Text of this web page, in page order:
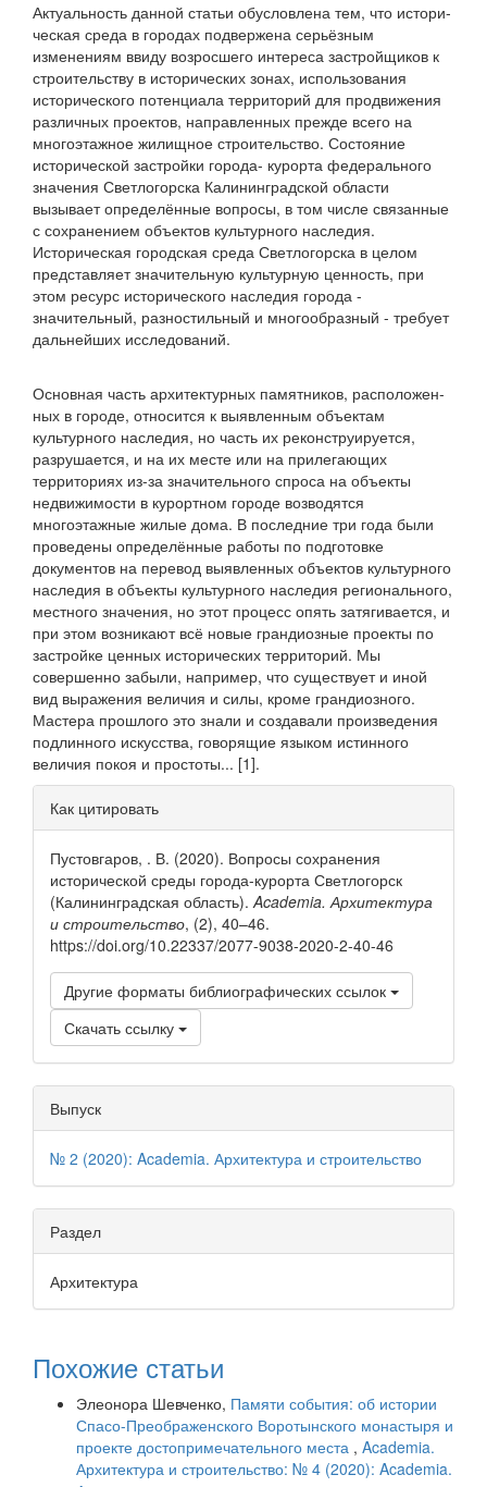
Актуальность данной статьи обусловлена тем, что истори­
ческая среда в городах подвержена серьёзным
изменениям ввиду возросшего интереса застройщиков к
строительству в исторических зонах, использования
исторического потен­циала территорий для продвижения
различных проектов, направленных прежде всего на
многоэтажное жилищное строительство. Состояние
исторической застройки города- курорта федерального
значения Светлогорска Калининград­ской области
вызывает определённые вопросы, в том числе связанные
с сохранением объектов культурного наследия.
Историческая городская среда Светлогорска в целом
пред­ставляет значительную культурную ценность, при
этом ресурс исторического наследия города -
значительный, разностиль­ный и многообразный - требует
дальнейших исследований.
Основная часть архитектурных памятников, расположен­
ных в городе, относится к выявленным объектам
культурного наследия, но часть их реконструируется,
разрушается, и на их месте или на прилегающих
территориях из-за значитель­ного спроса на объекты
недвижимости в курортном городе возводятся
многоэтажные жилые дома. В последние три года были
проведены определённые работы по подготовке
документов на перевод выявленных объектов культурного
наследия в объекты культурного наследия регионального,
местного значения, но этот процесс опять затягивается, и
при этом возникают всё новые грандиозные проекты по
застройке ценных исторических территорий. Мы
совершенно забыли, например, что существует и иной
вид выражения величия и силы, кроме грандиозного.
Мастера прошлого это знали и создавали произведения
подлинного искусства, говорящие языком истинного
величия покоя и простоты... [1].
Информация
о статье
Как цитировать
Пустовгаров, . В. (2020). Вопросы сохранения
исторической среды города-курорта Светлогорск
(Калининградская область).Academia. Архитектура
и строительство, (2), 40–46.
https://doi.org/10.22337/2077-9038-2020-2-40-46
Другие форматы библиографических ссылок
Скачать ссылку
Выпуск
№ 2 (2020): Academia. Архитектура и строительство
Раздел
Архитектура
Похожие статьи
Элеонора Шевченко, Памяти события: об истории
Спасо-Преображенского Воротынского монастыря и
проекте достопримечательного места , Academia.
Архитектура и строительство: № 4 (2020): Academia.